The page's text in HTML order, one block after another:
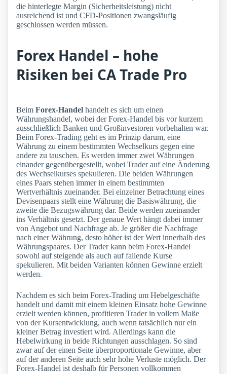
die hinterlegte Margin (Sicherheitsleistung) nicht
ausreichend ist und CFD-Positionen zwangsläufig
geschlossen werden müssen.
Forex Handel – hohe
Risiken bei CA Trade Pro
Beim Forex-Handel handelt es sich um einen
Währungshandel, wobei der Forex-Handel bis vor kurzem
ausschließlich Banken und Großinvestoren vorbehalten war.
Beim Forex-Trading geht es im Prinzip darum, eine
Währung zu einem bestimmten Wechselkurs gegen eine
andere zu tauschen. Es werden immer zwei Währungen
einander gegenübergestellt, wobei Trader auf eine Änderung
des Wechselkurses spekulieren. Die beiden Währungen
eines Paars stehen immer in einem bestimmten
Wertverhältnis zueinander. Bei einzelner Betrachtung eines
Devisenpaars stellt eine Währung die Basiswährung, die
zweite die Bezugswährung dar. Beide werden zueinander
ins Verhältnis gesetzt. Der genaue Wert hängt dabei immer
von Angebot und Nachfrage ab. Je größer die Nachfrage
nach einer Währung, desto höher ist der Wert innerhalb des
Währungspaares. Der Trader kann beim Forex-Handel
sowohl auf steigende als auch auf fallende Kurse
spekulieren. Mit beiden Varianten können Gewinne erzielt
werden.
Nachdem es sich beim Forex-Trading um Hebelgeschäfte
handelt und damit mit einem kleinen Einsatz hohe Gewinne
erzielt werden können, profitieren Trader in vollem Maße
von der Kursentwicklung, auch wenn tatsächlich nur ein
kleiner Betrag investiert wird. Allerdings kann die
Hebelwirkung in beide Richtungen ausschlagen. So sind
zwar auf der einen Seite überproportionale Gewinne, aber
auf der anderen Seite auch sehr hohe Verluste möglich. Der
Forex-Handel ist deshalb für Personen vollkommen